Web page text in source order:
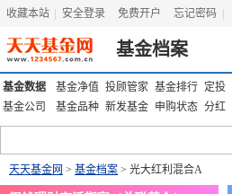
收藏本站 安全登录 免费开户 忘记密码
基金档案
基金数据 基金净值 投顾管家 基金排行 定投
基金公司
基金品种 新发基金 申购状态 分红
天天基金网 > 基金档案 > 光大红利混合A